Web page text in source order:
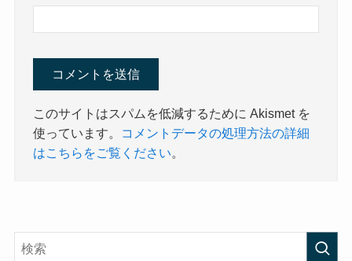
このサイトはスパムを低減するために Akismet を
使っています。
コメントデータの処理方法の詳細
はこちらをご覧ください